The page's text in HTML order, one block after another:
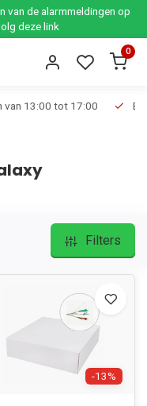
van de alarmmeldingen op
deze link
0
van 13:00 tot 17:00
Filters
-13%